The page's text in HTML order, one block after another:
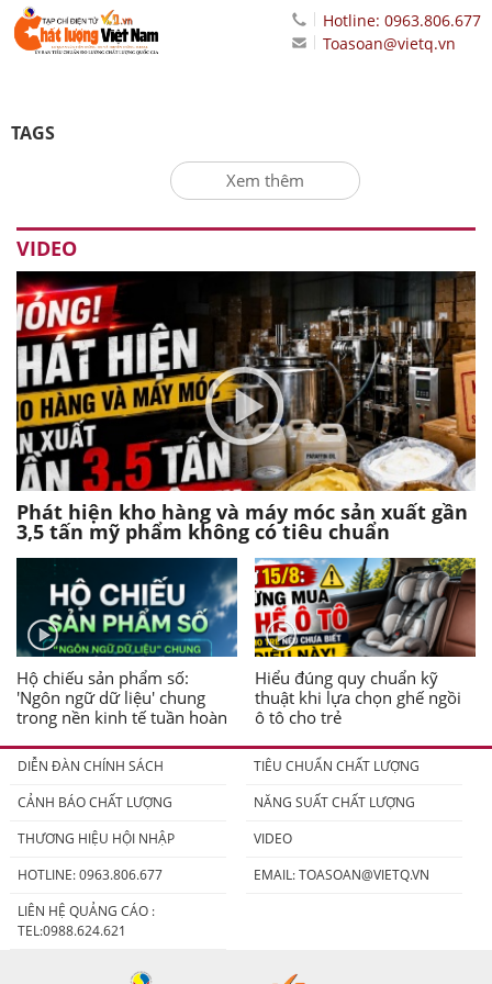
Hotline: 0963.806.677
Toasoan@vietq.vn
TAGS
Xem thêm
VIDEO
Phát hiện kho hàng và máy móc sản xuất gần
3,5 tấn mỹ phẩm không có tiêu chuẩn
Hộ chiếu sản phẩm số:
'Ngôn ngữ dữ liệu' chung
trong nền kinh tế tuần hoàn
Hiểu đúng quy chuẩn kỹ
thuật khi lựa chọn ghế ngồi
ô tô cho trẻ
DIỄN ĐÀN CHÍNH SÁCH
TIÊU CHUẨN CHẤT LƯỢNG
CẢNH BÁO CHẤT LƯỢNG
NĂNG SUẤT CHẤT LƯỢNG
THƯƠNG HIỆU HỘI NHẬP
VIDEO
HOTLINE: 0963.806.677
EMAIL:TOASOAN@VIETQ.VN
LIÊN HỆ QUẢNG CÁO :
TEL:0988.624.621